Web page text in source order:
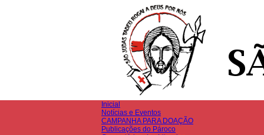
Inicial
Notícias e Eventos
CAMPANHA PARA DOAÇÃO
Publicações do Pároco